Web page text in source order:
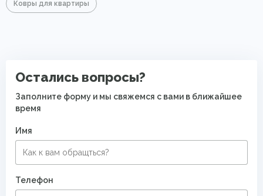
Ковры для квартиры
Остались вопросы?
Заполните форму и мы свяжемся с вами в ближайшее
время
Имя
Телефон